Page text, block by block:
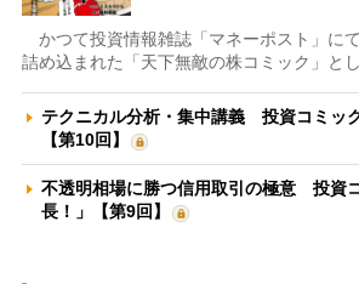
かつて投資情報雑誌「マネーポスト」に
詰め込まれた「天下無敵の株コミック」と
テクニカル分析・集中講義 投資コミッ
【第10回】
不透明相場に勝つ信用取引の極意 投資
長！」【第9回】